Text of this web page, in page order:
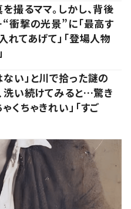
撮るママ。しかし、背後
衝撃の光景”に「最高す
れてあげて」「登場人物
い」と川で拾った謎の
洗い続けてみると…驚き
くちゃきれい」「すご